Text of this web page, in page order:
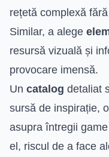
rețetă complexă
Similar, a alege
resursă vizuală și
provocare imensă.
Un catalog detaliat
sursă de inspirație,
asupra întregii
el, riscul de a face